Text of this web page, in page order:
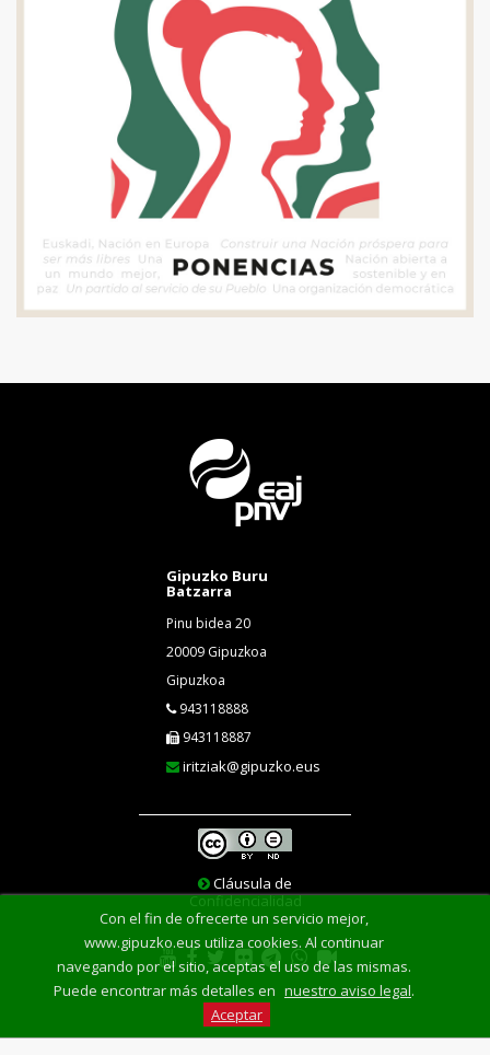
Con el fin de ofrecerte un servicio mejor,
www.gipuzko.eus utiliza cookies. Al continuar
navegando por el sitio, aceptas el uso de las mismas.
Puede encontrar más detalles en nuestro aviso legal.
Aceptar
Gipuzko Buru
Batzarra
Pinu bidea 20
20009 Gipuzkoa
Gipuzkoa
943118888
943118887
iritziak@gipuzko.eus
Cláusula de
Confidencialidad